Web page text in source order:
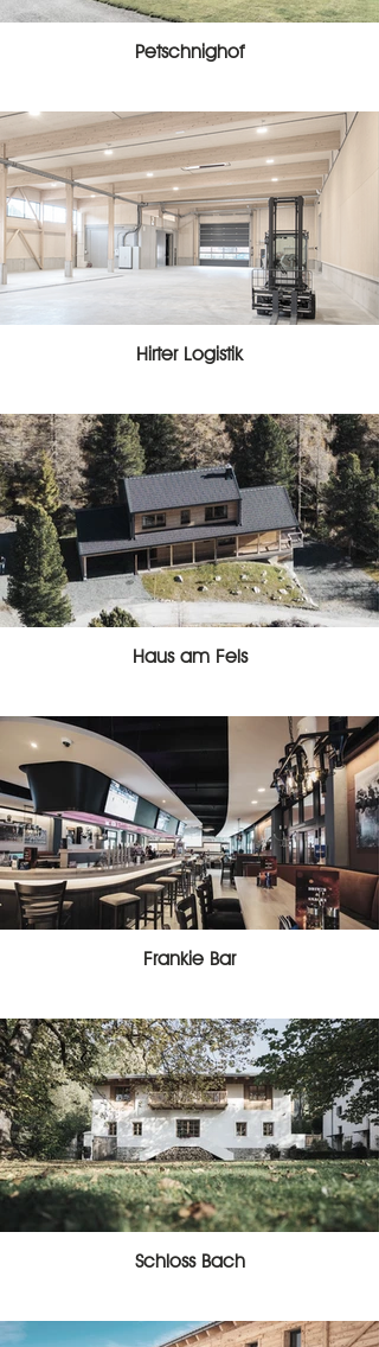
Petschnighof
Hirter Logistik
Haus am Fels
Frankie Bar
Schloss Bach